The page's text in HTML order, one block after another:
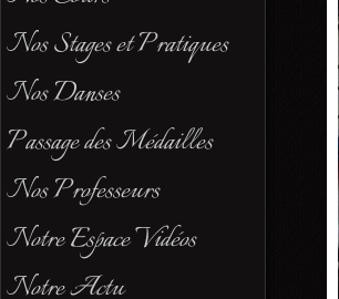
Nos Stages et Pratiques
Nos Danses
Passage des Médailles
Nos Professeurs
Notre Espace Vidéos
Notre Actu